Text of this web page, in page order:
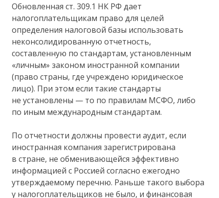
Обновленная ст. 309.1 НК РФ дает
налогоплательщикам право для целей
определения налоговой базы использовать
неконсолидированную отчетность,
составленную по стандартам, установленным
«личным» законом иностранной компании
(право страны, где учреждено юридическое
лицо). При этом если такие стандарты
не установлены — то по правилам МСФО, либо
по иным международным стандартам.
По отчетности должны провести аудит, если
иностранная компания зарегистрирована
в стране, не обменивающейся эффективно
информацией с Россией согласно ежегодно
утверждаемому перечню. Раньше такого выбора
у налогоплательщиков не было, и финансовая